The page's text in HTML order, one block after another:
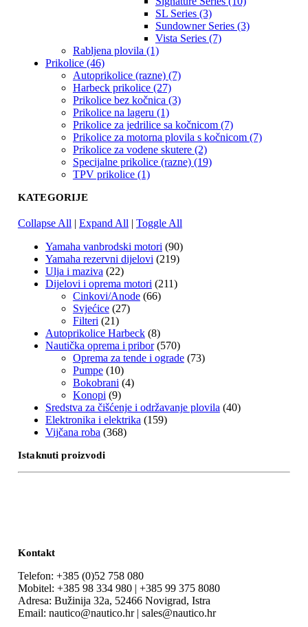
SL Series (3)
Sundowner Series (3)
Vista Series (7)
Rabljena plovila (1)
Prikolice (46)
Autoprikolice (razne) (7)
Harbeck prikolice (27)
Prikolice bez kočnica (3)
Prikolice na lageru (1)
Prikolice za jedrilice sa kočnicom (7)
Prikolice za motorna plovila s kočnicom (7)
Prikolice za vodene skutere (2)
Specijalne prikolice (razne) (19)
TPV prikolice (1)
KATEGORIJE
Collapse All | Expand All | Toggle All
Yamaha vanbrodski motori (90)
Yamaha rezervni dijelovi (219)
Ulja i maziva (22)
Dijelovi i oprema motori (211)
Cinkovi/Anode (66)
Svjećice (27)
Filteri (21)
Autoprikolice Harbeck (8)
Nautička oprema i pribor (570)
Oprema za tende i ograde (73)
Pumpe (10)
Bokobrani (4)
Konopi (9)
Sredstva za čišćenje i održavanje plovila (40)
Elektronika i elektrika (159)
Vijčana roba (368)
Istaknuti proizvodi
Kontakt
Telefon: +385 (0)52 758 080
Mobitel: +385 98 334 980 | +385 99 375 8080
Adresa: Bužinija 32a, 52466 Novigrad, Istra
Email: nautico@nautico.hr | sales@nautico.hr